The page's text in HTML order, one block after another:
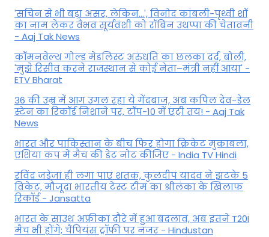
'सचिन से भी बड़ा असर, लेकिन...', व‍िनोद कांबली-पृथ्वी शॉ
का नाम लेकर वैभव सूर्यवंशी को रॉबिन उथप्पा की चेतावनी
- Aaj Tak News
कॉमनवेल्थ गोल्ड मे​डलिस्ट अरुंधति का छलका दर्द, बोली,
'मुझे रिसीव करने राजस्थान से कोई नेता–मंत्री नहीं आया' -
ETV Bharat
36 की उम्र में आग उगल रहा ये गेंदबाज, अब कपिल देव-डेल
स्टेन का रिकॉर्ड निशाने पर, टॉप-10 में एंट्री तय! - Aaj Tak
News
भारत और पाकिस्तान के बीच फिर होगा क्रिकेट मुकाबला,
एशिया कप में मैच की डेट नोट कीजिए - India TV Hindi
रविंद्र जडेजा ही लगा पाए शतक, कुलदीप यादव ने झटके 5
विकेट, मौजूदा भारतीय टेस्ट टीम का श्रीलंका के खिलाफ
रिकॉर्ड - Jansatta
भारत के साउथ अफ्रीका दौरे में हुआ बदलाव, अब इतने T20I
मैच भी होंगे; चैंपियंस ट्रॉफी पर नजर - Hindustan